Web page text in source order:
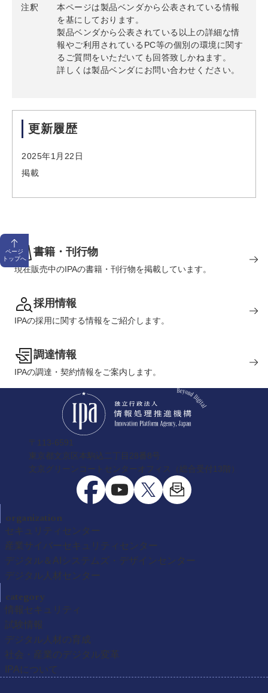
注釈
本ページは製品ベンダから公表されている情報
を基にしております。
製品ベンダから公表されている以上の詳細な情
報やご利用されているPC等の個別の環境に関す
るご質問をいただいても回答致しかねます。
詳しくは製品ベンダにお問い合わせください。
更新履歴
2025年1月22日
掲載
ページ
トップへ
書籍・刊行物
現在販売中のIPAの書籍・刊行物を掲載しています。
採用情報
IPAの採用に関する情報をご紹介します。
調達情報
IPAの調達・契約情報をご案内します。
〒113-6591
東京都文京区本駒込二丁目28番8号
文京グリーンコートセンターオフィス（総合受付13階）
organization
セキュリティセンター
産業サイバーセキュリティセンター
デジタル＆AIシステムズ・デザインセンター
デジタル人材センター
category
情報セキュリティ
試験情報
デジタル人材の育成
社会・産業のデジタル変革
IPAについて